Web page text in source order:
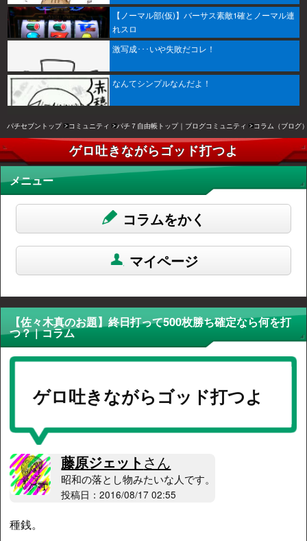
【ノーマル部(仮)】バーサス素敵1確とノーマル連
れスロ
激写成･･･いや失敗だコレ！
なんてシンプルなんだよ！
パチセブントップ コミュニティ パチ７自由帳トップ｜ブログコミュニティ コラム（ブログ
ゲロ吐きながらゴッド打つよ
メニュー
コラムをかく
マイページ
【佐々木真のお題】終日打って500枚勝ち確定なら何を打
つ？ | コラム
ゲロ吐きながらゴッド打つよ
藤原ジェットさん
昭和の落とし物みたいな人です。
投稿日：2016/08/17 02:55
種銭。